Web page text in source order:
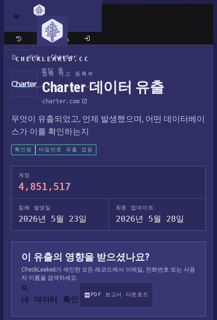
CHECKLEAKED.CC
로딩 중
클래식 사이트
집 / 위반 / Charter
침해 사고 등록부
Charter 데이터 유출
charter.com
무엇이 유출되었고, 언제 발생했으며, 어떤 데이터베이
스가 이를 확인하는지.
확인됨 비밀번호 유출 없음
계정
4,851,517
침해 발생일
2026년 5월 23일
최종 업데이트
2026년 5월 28일
이 유출의 영향을 받으셨나요?
CheckLeaked가 색인한 모든 레코드에서 이메일, 전화번호 또는 사용
자 이름을 검색하세요.
내 데이터 확인
PDF 보고서 다운로드